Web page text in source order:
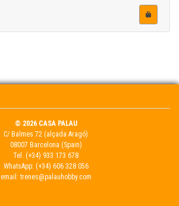
© 2026 CASA PALAU
C/ Balmes 72 (alçada Aragó)
08007 Barcelona (Spain)
Tel. (+34) 933 173 678
WhatsApp: (+34) 606 328 056
email: trenes@palauhobby.com